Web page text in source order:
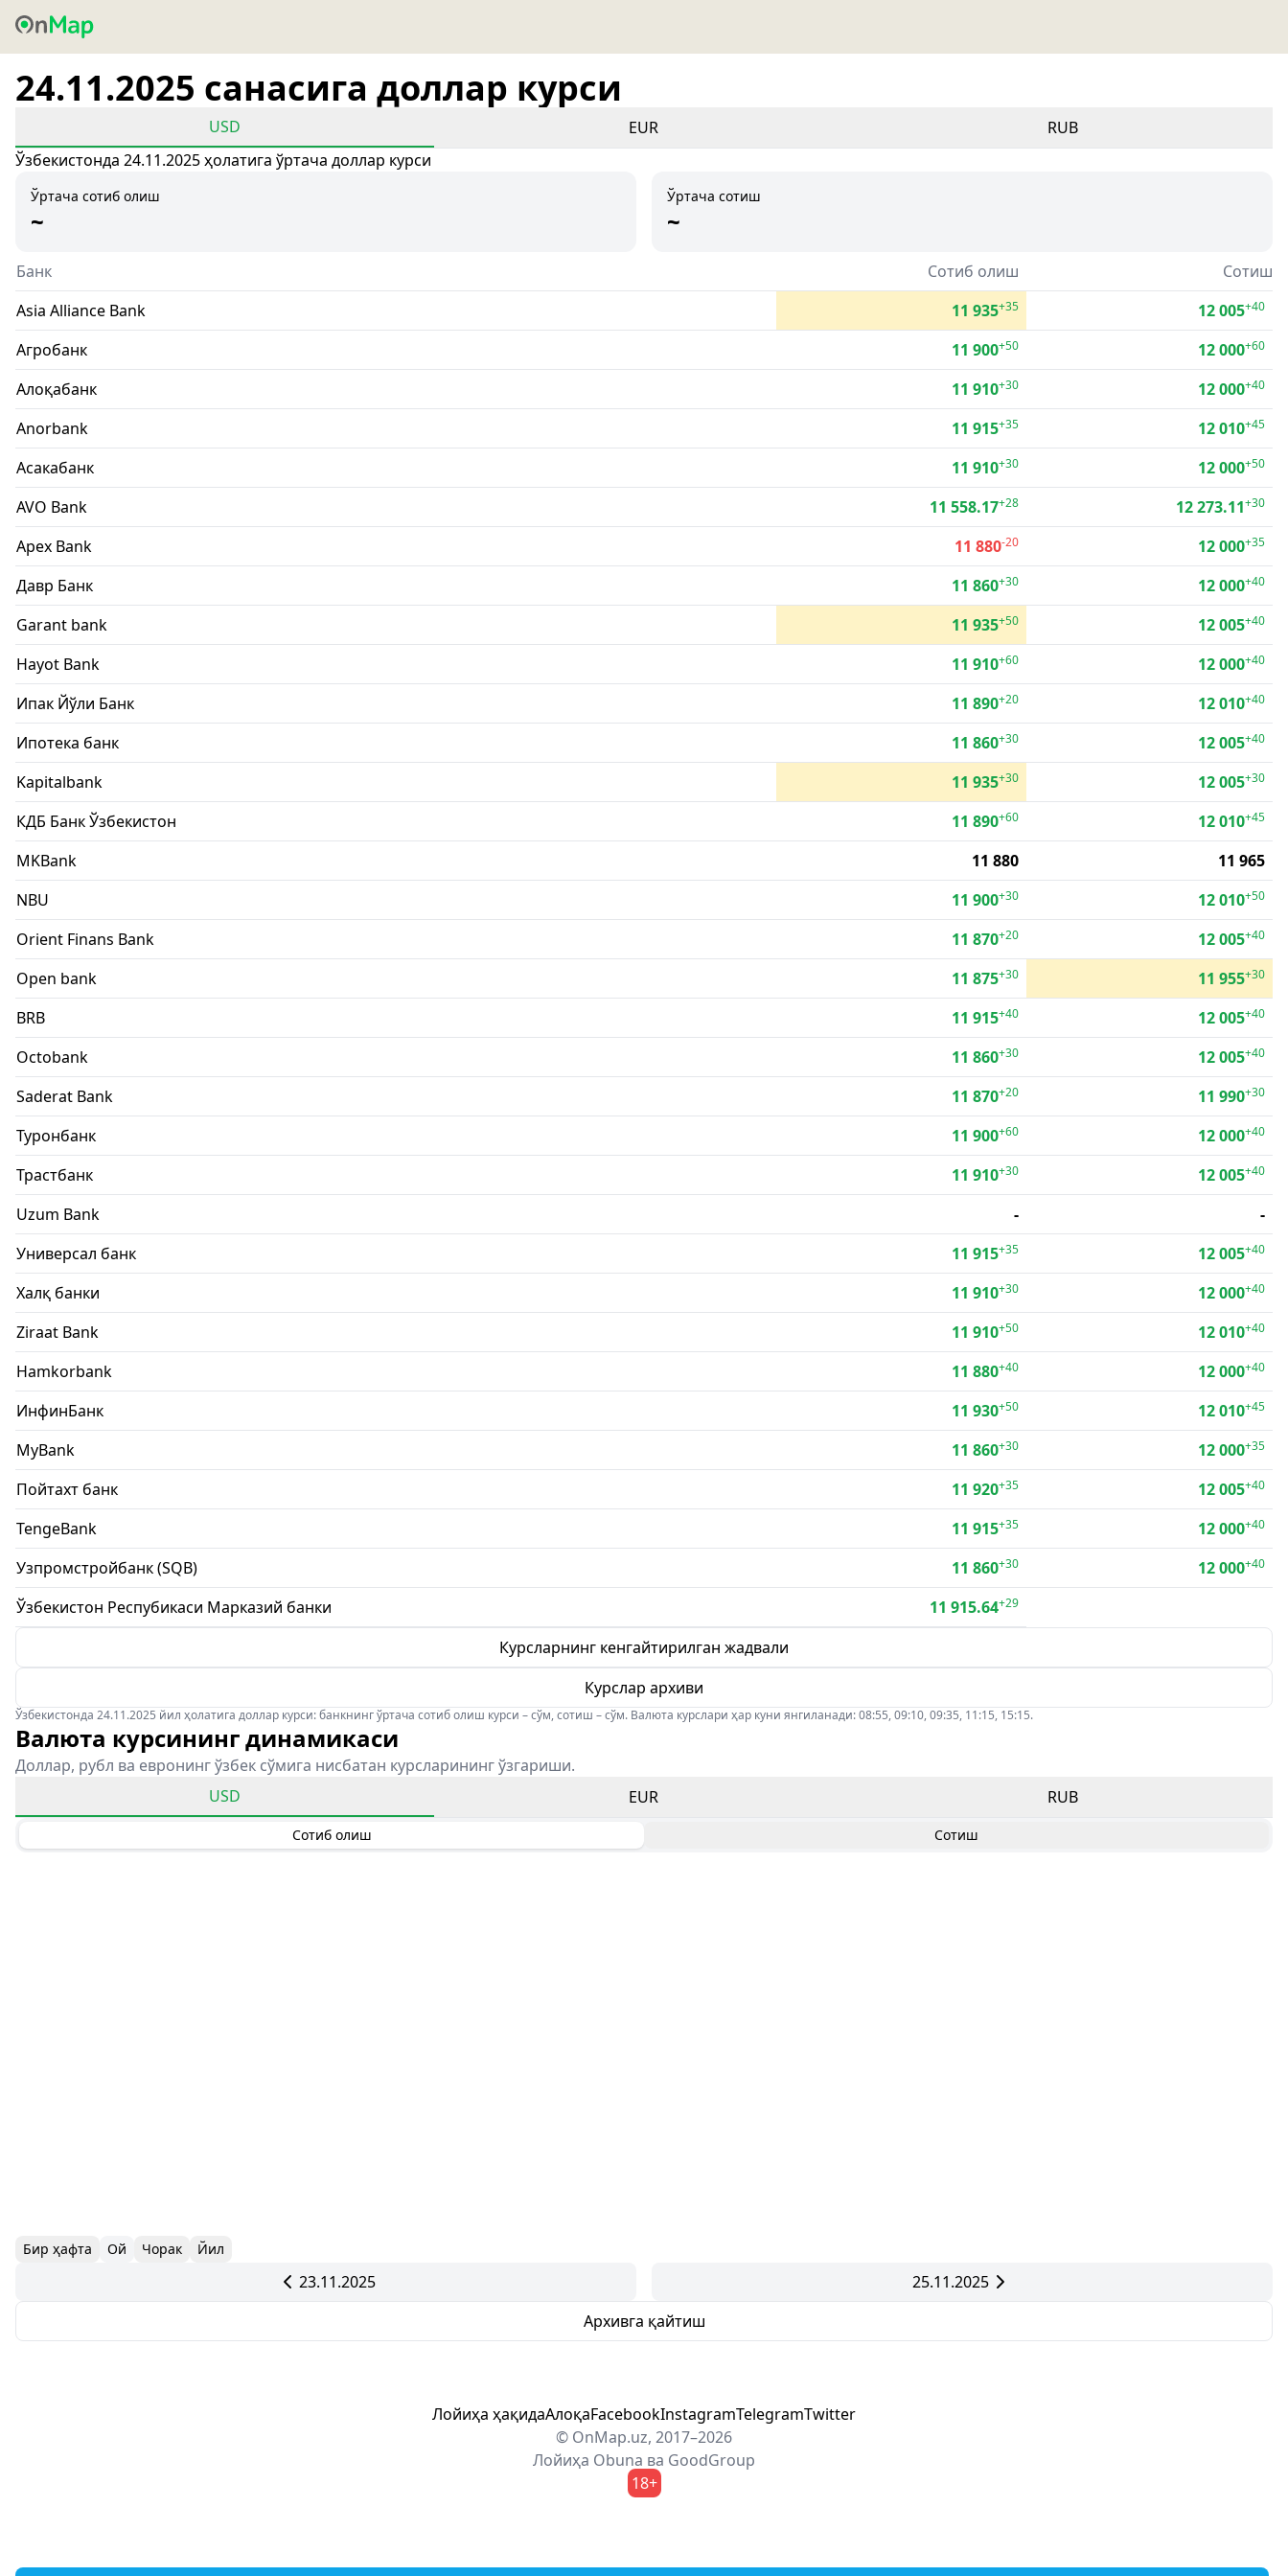
24.11.2025 санасига доллар курси
USD EUR
RUB
Ўзбекистонда 24.11.2025 ҳолатига ўртача доллар курси
Ўртача сотиб олиш
~
Ўртача сотиш
~
Банк Сотиб олиш
Сотиш
Asia Alliance Bank
11 935+35 12 005+40
Агробанк 11 900+50 12 000+60
Алоқабанк 11 910+30 12 000+40
Anorbank 11 915+35 12 010+45
Асакабанк 11 910+30 12 000+50
AVO Bank 11 558.17+28 12 273.11+30
Apex Bank 11 880-20 12 000+35
Давр Банк 11 860+30 12 000+40
Garant bank 11 935+50 12 005+40
Hayot Bank 11 910+60 12 000+40
Ипак Йўли Банк 11 890+20 12 010+40
Ипотека банк 11 860+30 12 005+40
Kapitalbank 11 935+30 12 005+30
КДБ Банк Ўзбекистон 11 890+60 12 010+45
MKBank 11 880
11 965
NBU
11 900+30 12 010+50
Orient Finans Bank 11 870+20 12 005+40
Open bank 11 875+30 11 955+30
BRB 11 915+40 12 005+40
Octobank 11 860+30 12 005+40
Saderat Bank 11 870+20 11 990+30
Туронбанк 11 900+60 12 000+40
Трастбанк 11 910+30 12 005+40
Uzum Bank -
-
Универсал банк
11 915+35 12 005+40
Халқ банки 11 910+30 12 000+40
Ziraat Bank 11 910+50 12 010+40
Hamkorbank 11 880+40 12 000+40
ИнфинБанк 11 930+50 12 010+45
MyBank 11 860+30 12 000+35
Пойтахт банк 11 920+35 12 005+40
TengeBank 11 915+35 12 000+40
Узпромстройбанк (SQB) 11 860+30 12 000+40
Ўзбекистон Респубикаси Марказий банки 11 915.64+29
Курсларнинг кенгайтирилган жадвали
Курслар архиви
Ўзбекистонда 24.11.2025 йил ҳолатига доллар курси: банкнинг ўртача сотиб олиш курси – сўм, сотиш – сўм. Валюта курслари ҳар куни янгиланади: 08:55, 09:10, 09:35, 11:15, 15:15.
Валюта курсининг динамикаси
Доллар, рубл ва евронинг ўзбек сўмига нисбатан курсларининг ўзгариши.
USD
EUR RUB
Сотиб олиш Сотиш
Бир ҳафта Ой Чорак Йил
23.11.2025
25.11.2025
Архивга қайтиш
Лойиҳа ҳақидаАлоқаFacebookInstagramTelegramTwitter
© OnMap.uz, 2017–2026
Лойиҳа Obuna ва GoodGroup
18+